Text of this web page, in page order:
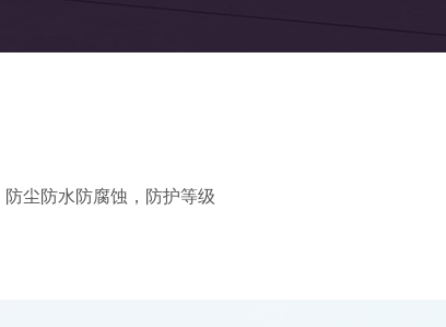
尘防水防腐蚀，防护等级